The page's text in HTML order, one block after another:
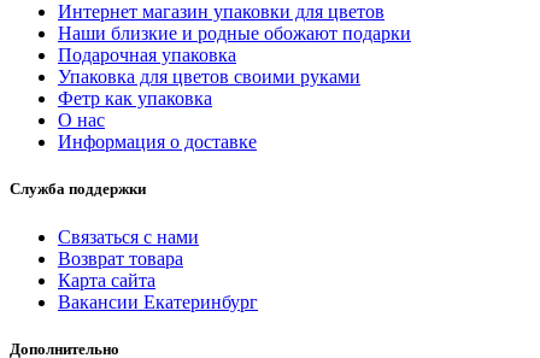
Интернет магазин упаковки для цветов
Наши близкие и родные обожают подарки
Подарочная упаковка
Упаковка для цветов своими руками
Фетр как упаковка
О нас
Информация о доставке
Служба поддержки
Связаться с нами
Возврат товара
Карта сайта
Вакансии Екатеринбург
Дополнительно